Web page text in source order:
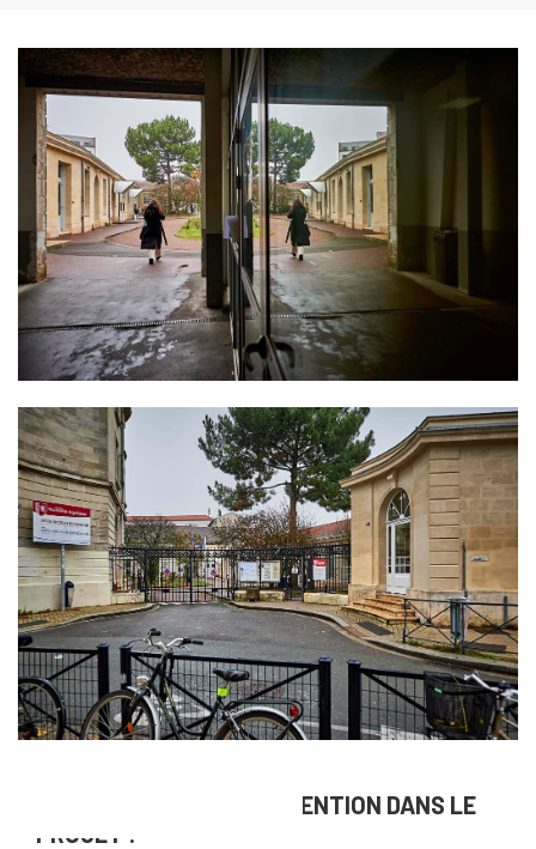
NOS DOMAINES D’INTERVENTION DANS LE
PROJET :